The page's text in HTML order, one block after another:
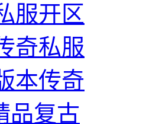
服开区
奇私服
本传奇
品复古